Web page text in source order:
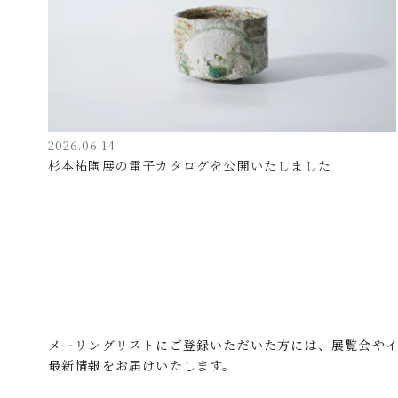
2026.06.14
杉本祐陶展の電子カタログを公開いたしました
メーリングリストにご登録いただいた方には、展覧会や
最新情報をお届けいたします。